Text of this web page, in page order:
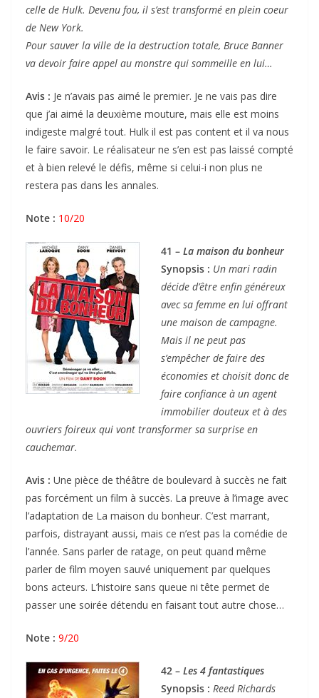
celle de Hulk. Devenu fou, il s’est transformé en plein coeur
de New York.
Pour sauver la ville de la destruction totale, Bruce Banner
va devoir faire appel au monstre qui sommeille en lui…
Avis : Je n’avais pas aimé le premier. Je ne vais pas dire
que j’ai aimé la deuxième mouture, mais elle est moins
indigeste malgré tout. Hulk il est pas content et il va nous
le faire savoir. Le réalisateur ne s’en est pas laissé compté
et à bien relevé le défis, même si celui-i non plus ne
restera pas dans les annales.
Note : 10/20
41 – La maison du bonheur
Synopsis : Un mari radin
décide d’être enfin généreux
avec sa femme en lui offrant
une maison de campagne.
Mais il ne peut pas
s’empêcher de faire des
économies et choisit donc de
faire confiance à un agent
immobilier douteux et à des
ouvriers foireux qui vont transformer sa surprise en
cauchemar.
Avis : Une pièce de théâtre de boulevard à succès ne fait
pas forcément un film à succès. La preuve à l’image avec
l’adaptation de La maison du bonheur. C’est marrant,
parfois, distrayant aussi, mais ce n’est pas la comédie de
l’année. Sans parler de ratage, on peut quand même
parler de film moyen sauvé uniquement par quelques
bons acteurs. L’histoire sans queue ni tête permet de
passer une soirée détendu en faisant tout autre chose…
Note : 9/20
42 – Les 4 fantastiques
Synopsis : Reed Richards